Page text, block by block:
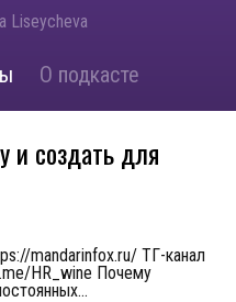
Liseycheva
О подкасте
и создать для
mandarinfox.ru/ ТГ-канал
HR_wine Почему
...